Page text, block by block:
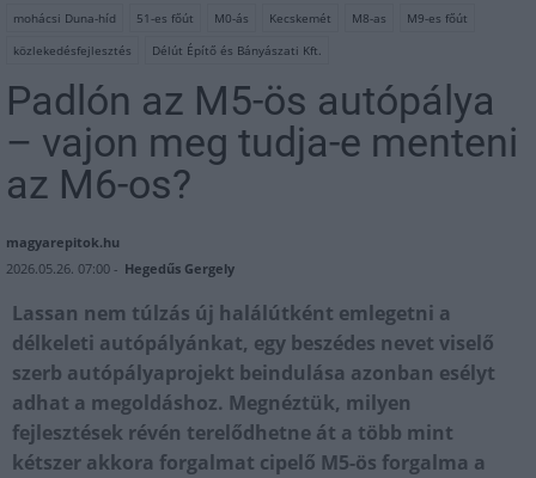
mohácsi Duna-híd
51-es főút M0-ás Kecskemét M8-as
M9-es főút
közlekedésfejlesztés
Délút Építő és Bányászati Kft.
Padlón az M5-ös autópálya
– vajon meg tudja-e menteni
az M6-os?
magyarepitok.hu
2026.05.26. 07:00 - Hegedűs Gergely
Lassan nem túlzás új halálútként emlegetni a
délkeleti autópályánkat, egy beszédes nevet viselő
szerb autópályaprojekt beindulása azonban esélyt
adhat a megoldáshoz. Megnéztük, milyen
fejlesztések révén terelődhetne át a több mint
kétszer akkora forgalmat cipelő M5-ös forgalma a